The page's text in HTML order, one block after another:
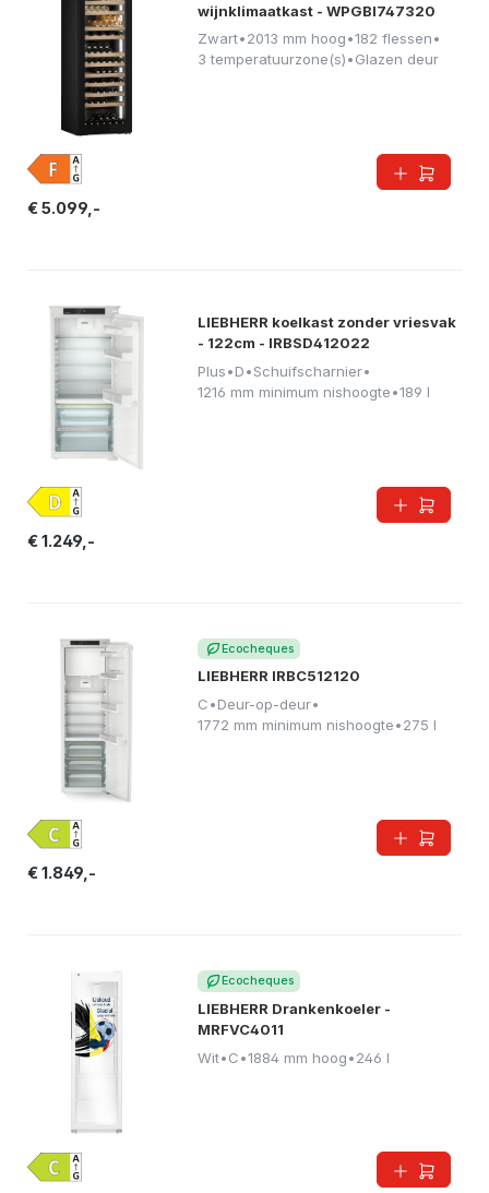
wijnklimaatkast - WPGBI747320
Zwart•2013 mm hoog•182 flessen•
3 temperatuurzone(s)•Glazen deur
€ 5.099,-
LIEBHERR koelkast zonder vriesvak
- 122cm - IRBSD412022
Plus•D•Schuifscharnier•
1216 mm minimum nishoogte•189 l
€ 1.249,-
Ecocheques
LIEBHERR IRBC512120
C•Deur-op-deur•
1772 mm minimum nishoogte•275 l
€ 1.849,-
Ecocheques
LIEBHERR Drankenkoeler -
MRFVC4011
Wit•C•1884 mm hoog•246 l